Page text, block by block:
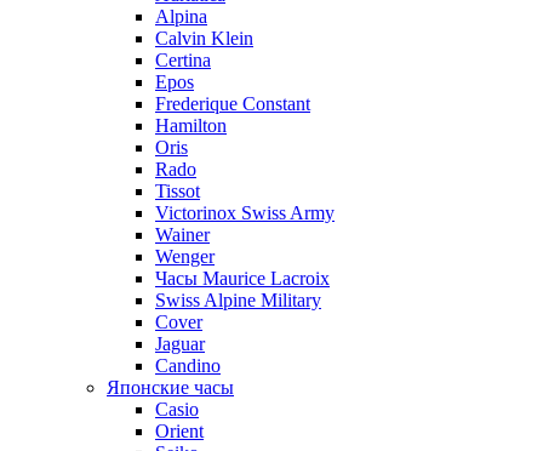
Alpina
Calvin Klein
Certina
Epos
Frederique Constant
Hamilton
Oris
Rado
Tissot
Victorinox Swiss Army
Wainer
Wenger
Часы Maurice Lacroix
Swiss Alpine Military
Cover
Jaguar
Candino
Японские часы
Casio
Orient